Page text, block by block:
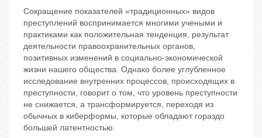
Сокращение показателей «традиционных» видов
преступлений воспринимается многими учеными и
практиками как положительная тенденция, результат
деятельности правоохранительных органов,
позитивных изменений в социально-экономической
жизни нашего общества. Однако более углубленное
исследование внутренних процессов, происходящих в
преступности, говорит о том, что уровень преступности
не снижается, а трансформируется, переходя из
обычных в киберформы, которые обладают гораздо
большей латентностью.